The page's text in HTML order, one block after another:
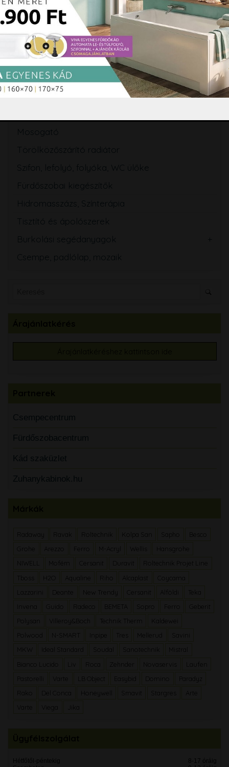
Zuhanytálca
Szaniterek
WC tartály
Csaptelep
Zuhanyszett, zuhanyrendszer
Zuhanypanel, masszázspanel
Mosogató
Törölközőszárító radiátor
Szifon, lefolyó, folyóka, WC ülőke
Fürdőszobai kiegészítők
Hidromasszázs, Színterápia
Tisztító és ápolószerek
Burkolási segédanyagok
Csempe, padlólap, mozaik
Csempecentrum
Fürdőszobacentrum
Kád szaküzlet
Zuhanykabinok.hu
Roltechnik Kolpa San
Besco
Grohe
Arezzo Ferro M-Acryl Wellis
Hansgrohe
Mofém Cersanit Duravit
Roltechnik Projet Line
Tboss
H2O Aqualine Alcaplast
Deante New Trendy Cersanit Alföldi
Teka
Invena
Radeco BEMETA Ferro
Geberit
Villeroy&Boch Technik Therm
Kaldewei
N-SMART Inpipe Tres Mellerud
MKW
Ideal Standard Sanotechnik
Mistral
Bianco Lucido
Zehnder Novaservis
Laufen
Pastorelli
Varte LB Object
Del Conca Honeywell Smavit Stargres
Arte
Varte
Viega
Hétfőtől-péntekig
8-17 óráig